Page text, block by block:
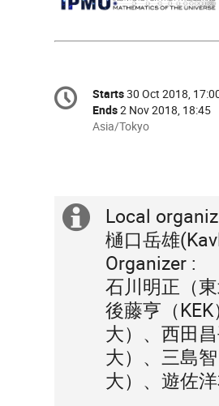
Conference
information
Date/Time
Starts30 Oct 2018,
Ends2 Nov 2018, 18:45
All
Asia/Tokyo
Extra
information
Local
樋口岳雄
Organizer :
石川明正（
後藤亨（
大）、西田
大）、三島
大）、遊佐